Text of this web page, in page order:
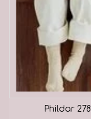
Phildar